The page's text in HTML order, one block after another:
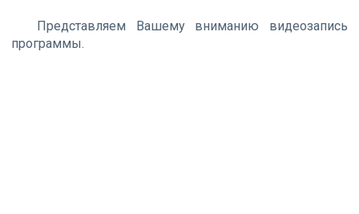
Представляем Вашему вниманию видеозапись
программы.